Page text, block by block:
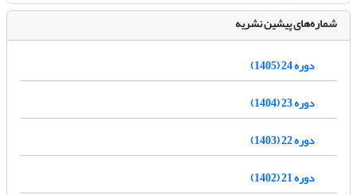
شماره‌های پیشین نشریه
دوره 24 (1405)
دوره 23 (1404)
دوره 22 (1403)
دوره 21 (1402)